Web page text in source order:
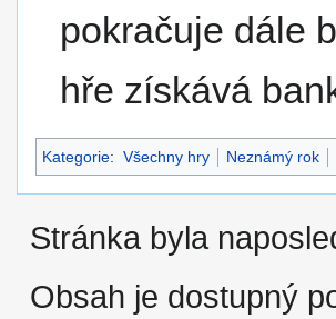
pokračuje dále
hře získává
Kategorie: Všechny hry Neznámý rok
Stránka byla
Obsah je dostupný